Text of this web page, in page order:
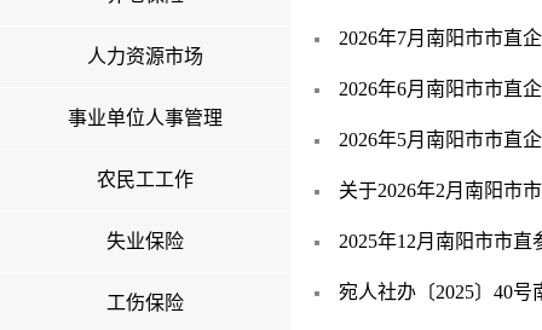
人力资源市场
事业单位人事管理
农民工工作
失业保险
工伤保险
2026年7月南阳市市直
2026年6月南阳市市直
2026年5月南阳市市直
关于2026年2月南阳市
2025年12月南阳市市
宛人社办〔2025〕40